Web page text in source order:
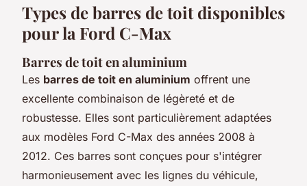
Types de barres de toit disponibles
pour la Ford C-Max
Barres de toit en aluminium
Les barres de toit en aluminium offrent une
excellente combinaison de légèreté et de
robustesse. Elles sont particulièrement adaptées
aux modèles Ford C-Max des années 2008 à
2012. Ces barres sont conçues pour s'intégrer
harmonieusement avec les lignes du véhicule,